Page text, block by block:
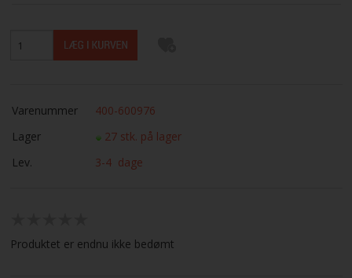
Varenummer
400-600976
Lager
27 stk. på lager
Lev.
3-4 dage
Produktet er endnu ikke bedømt